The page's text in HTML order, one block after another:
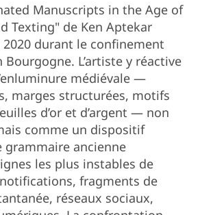
Manuscripts in the Age of
Texting" de Ken Aptekar
durant le confinement
L’artiste y réactive
médiévale —
marges structurées, motifs
d’or et d’argent — non
comme un dispositif
grammaire ancienne
les plus instables de
fragments de
réseaux sociaux,